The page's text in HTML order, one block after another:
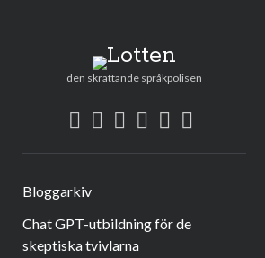
Lotten
den skrattande språkpolisen
twitter
facebook
instagram
linkedin
rss
Bloggarkiv
Chat GPT-utbildning för de
skeptiska tvivlarna